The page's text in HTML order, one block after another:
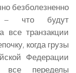
безболезненно
– что будут
все транзакции
когда грузы
Федерации
переделы